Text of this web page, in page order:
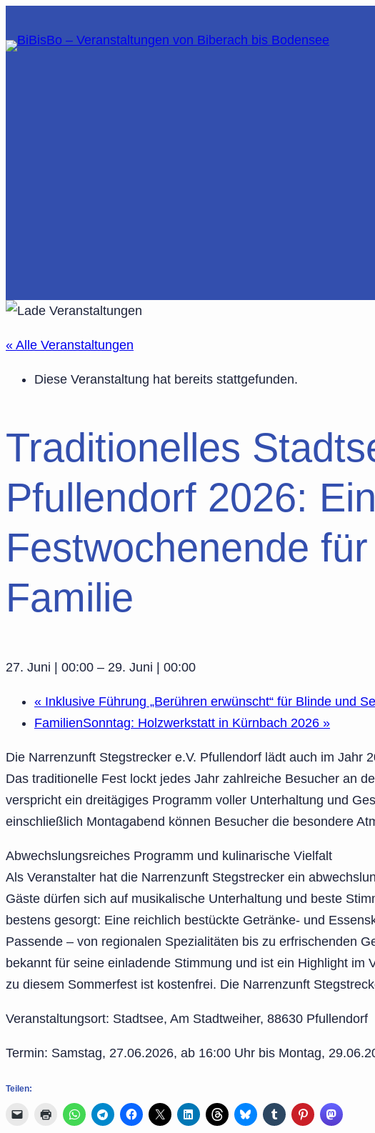
« Alle Veranstaltungen
Diese Veranstaltung hat bereits stattgefunden.
Traditionelles
Pfullendorf 2026: Ein
Festwochenende
Familie
27. Juni | 00:00 – 29. Juni | 00:00
« Inklusive Führung „Berühren erwünscht“ für Blinde und
FamilienSonntag: Holzwerkstatt in Kürnbach 2026 »
Die Narrenzunft Stegstrecker e.V. Pfullendorf lädt auch im Jahr
Das traditionelle Fest lockt jedes Jahr zahlreiche Besucher an
verspricht ein dreitägiges Programm voller Unterhaltung und
einschließlich Montagabend können Besucher die besondere
Abwechslungsreiches Programm und kulinarische Vielfalt
Als Veranstalter hat die Narrenzunft Stegstrecker ein
Gäste dürfen sich auf musikalische Unterhaltung und beste
bestens gesorgt: Eine reichlich bestückte Getränke- und
Passende – von regionalen Spezialitäten bis zu erfrischenden
bekannt für seine einladende Stimmung und ist ein Highlight im
zu diesem Sommerfest ist kostenfrei. Die Narrenzunft
Veranstaltungsort: Stadtsee, Am Stadtweiher, 88630 Pfullendorf
Termin: Samstag, 27.06.2026, ab 16:00 Uhr bis Montag,
Teilen: